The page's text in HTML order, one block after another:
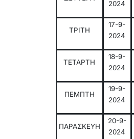
2024
ΤΡΙΤΗ
17-9-
2024
ΤΕΤΑΡΤΗ
18-9-
2024
ΠΕΜΠΤΗ
19-9-
2024
ΠΑΡΑΣΚΕΥΗ
20-9-
2024